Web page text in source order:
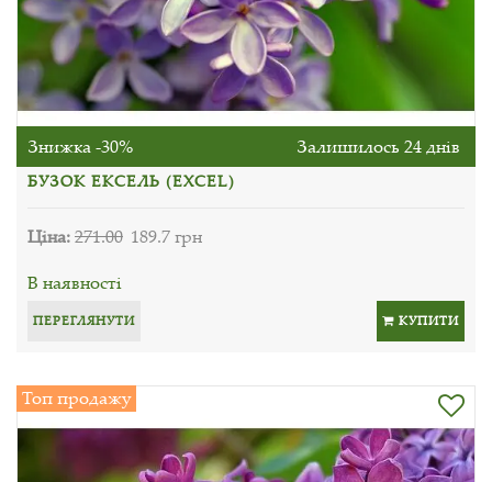
Знижка -30% Залишилось 24 днів
БУЗОК ЕКСЕЛЬ (EXCEL)
Ціна:271.00 189.7 грн
В наявності
ПЕРЕГЛЯНУТИ КУПИТИ
Топ продажу